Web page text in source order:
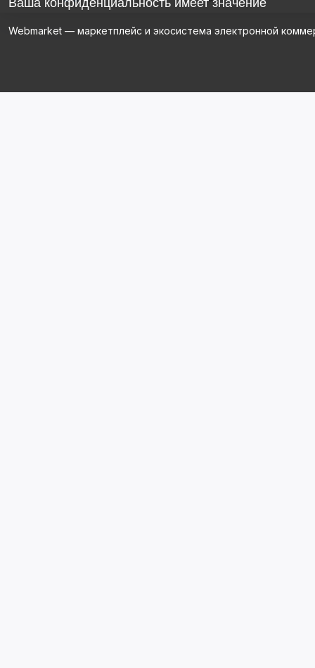
Webmarket — маркетплейс и экосистема электронной